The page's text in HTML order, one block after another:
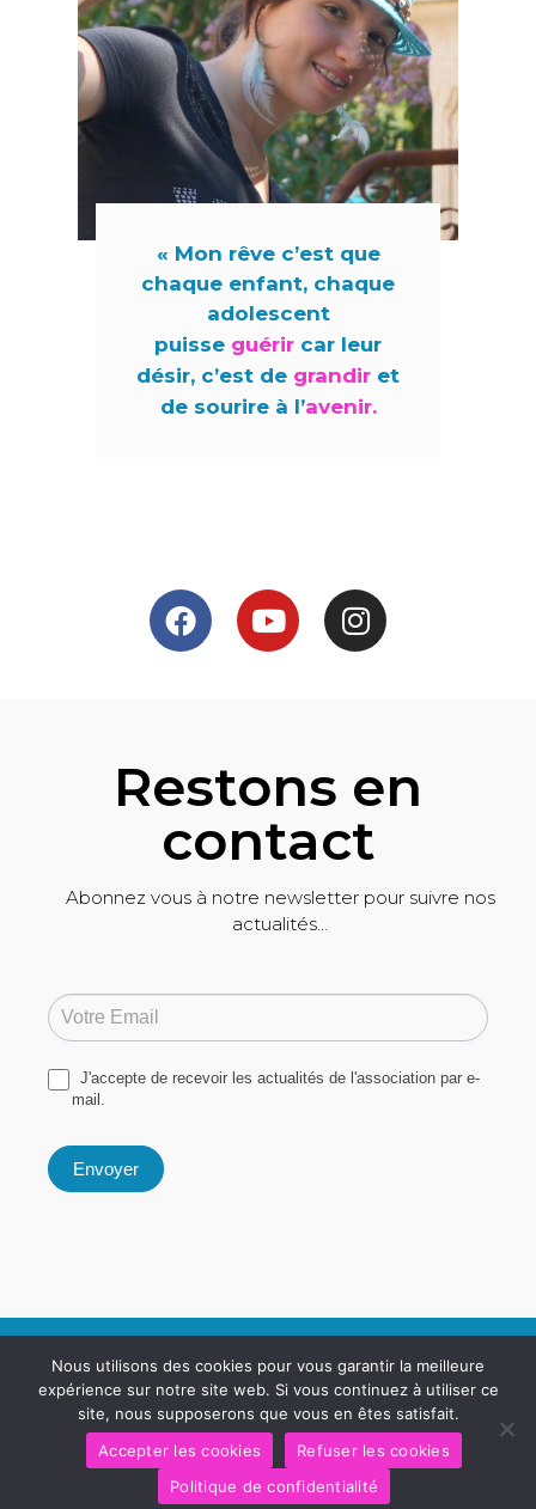
« Mon rêve c’est que
chaque enfant, chaque
adolescent
puisse guérir car leur
désir, c’est de grandir et
de sourire à l’avenir.
Restons en
contact
Abonnez vous à notre newsletter pour suivre nos
actualités…
Newsletter
Signup
J'accepte de recevoir les actualités de l'association par e-
mail.
Si
vous
êtes
un
humain,
remplissez
ce
champ.
Envoyer
Le Numéro : W712005243
Le Reve De Marie Dream,
11 Rue Des Lauriers, 71640 GIVRY
Mentions Légales & Politique De Confidentialité
Nous utilisons des cookies pour vous garantir la meilleure
expérience sur notre site web. Si vous continuez à utiliser ce
site, nous supposerons que vous en êtes satisfait.
Accepter les cookies
Refuser les cookies
Politique de confidentialité